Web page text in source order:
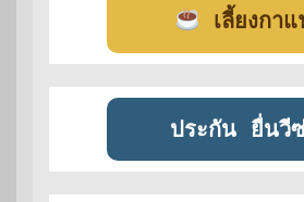
เลี้ยงกาแ
ประกัน ยื่นวี